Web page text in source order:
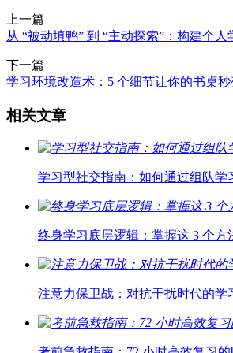
上一篇
从 “被动填鸭” 到 “主动探索”：构建个
下一篇
学习环境改造术：5 个细节让你的书桌
相关文章
学习型社交指南：如何通过组队学
终身学习底层逻辑：掌握这 3 个
注意力保卫战：对抗干扰时代的学